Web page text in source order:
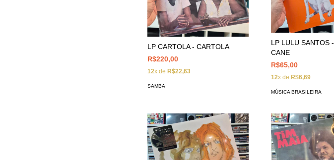
LP CARTOLA - CARTOLA
R$220,00
12x de R$22,63
SAMBA
LP LULU SANTOS
CANE
R$65,00
12x de R$6,69
MÚSICA BRASILEIRA